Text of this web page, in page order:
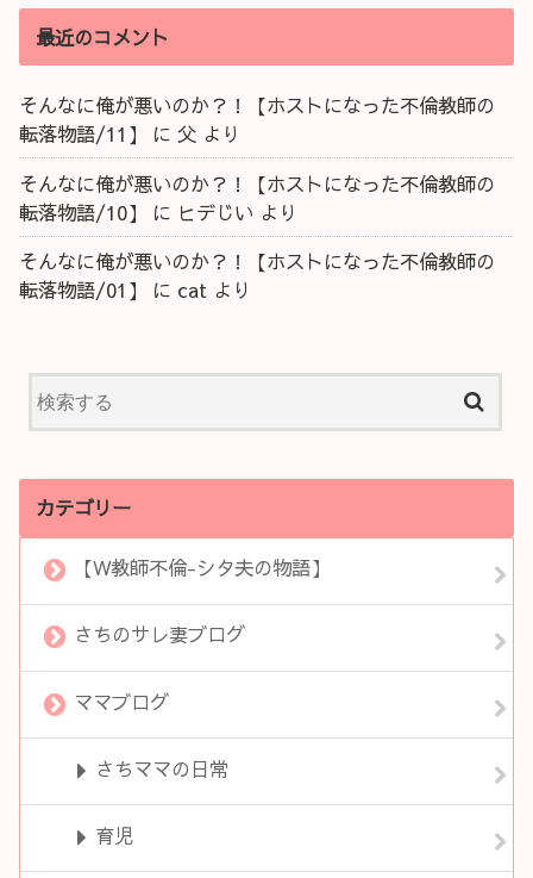
最近のコメント
そんなに俺が悪いのか？！【ホストになった不倫教師の
転落物語/11】
に父 より
そんなに俺が悪いのか？！【ホストになった不倫教師の
転落物語/10】
に ヒデじい より
そんなに俺が悪いのか？！【ホストになった不倫教師の
転落物語/01】
に cat より
カテゴリー
【W教師不倫-シタ夫の物語】
さちのサレ妻ブログ
ママブログ
さちママの日常
育児